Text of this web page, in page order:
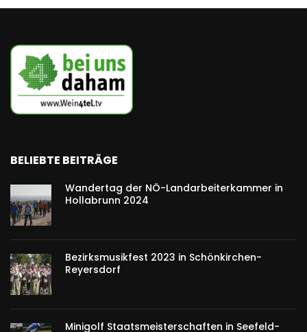
BELIEBTE BEITRÄGE
Wandertag der NÖ-Landarbeiterkammer in
Hollabrunn 2024
Bezirksmusikfest 2023 in Schönkirchen-
Reyersdorf
Minigolf Staatsmeisterschaften in Seefeld-